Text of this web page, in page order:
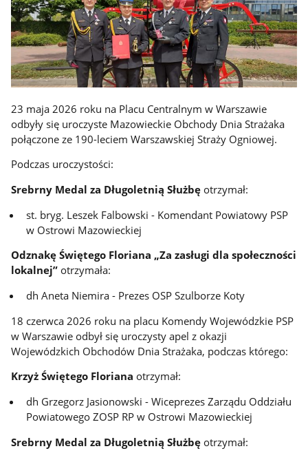
23 maja 2026 roku na Placu Centralnym w Warszawie
odbyły się uroczyste Mazowieckie Obchody Dnia Strażaka
połączone ze 190-leciem Warszawskiej Straży Ogniowej.
Podczas uroczystości:
Srebrny Medal za Długoletnią Służbęotrzymał:
st. bryg. Leszek Falbowski - Komendant Powiatowy PSP
w Ostrowi Mazowieckiej
Odznakę Świętego Floriana „Za zasługi dla społeczności
lokalnej” otrzymała:
dh Aneta Niemira - Prezes OSP Szulborze Koty
18 czerwca 2026 roku na placu Komendy Wojewódzkie PSP
w Warszawie odbył się uroczysty apel z okazji
Wojewódzkich Obchodów Dnia Strażaka, podczas którego:
Krzyż Świętego Floriana otrzymał:
dh Grzegorz Jasionowski - Wiceprezes Zarządu Oddziału
Powiatowego ZOSP RP w Ostrowi Mazowieckiej
Srebrny Medal za Długoletnią Służbęotrzymał: